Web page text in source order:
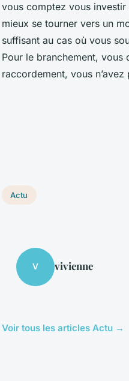
vous comptez vous
mieux se tourner vers un
suffisant au cas où vous
Pour le branchement, vous
raccordement, vous
Actu
V vivienne
Voir tous les articles Actu →